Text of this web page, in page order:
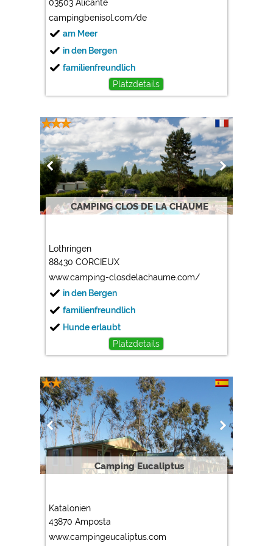
03503 Alicante
campingbenisol.com/de
am Meer
in den Bergen
familienfreundlich
Platzdetails
CAMPING CLOS DE LA CHAUME
Lothringen
88430 CORCIEUX
www.camping-closdelachaume.com/
in den Bergen
familienfreundlich
Hunde erlaubt
Platzdetails
Camping Eucaliptus
Katalonien
43870 Amposta
www.campingeucaliptus.com